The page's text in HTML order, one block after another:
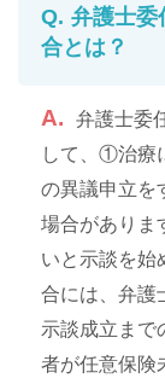
弁護士委
合とは？
弁護士委
して、①治療
の異議申立を
場合がありま
いと示談を
合には、弁護
示談成立まで
者が任意保険